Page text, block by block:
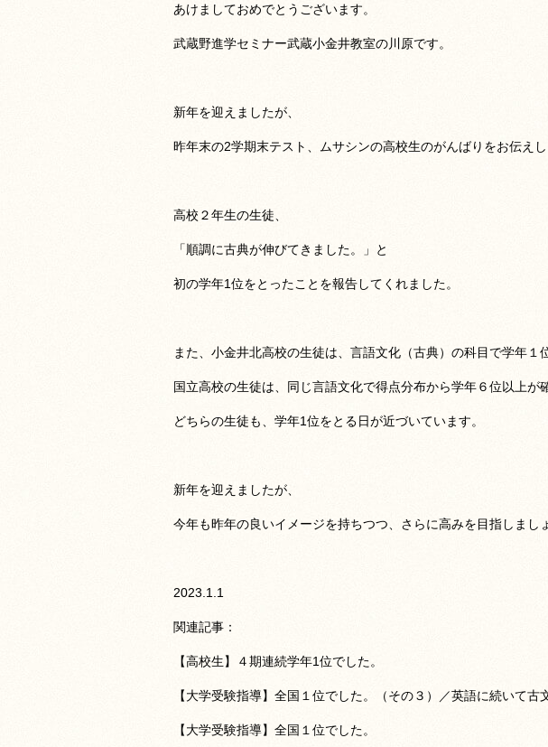
あけましておめでとうございます。
武蔵野進学セミナー武蔵小金井教室の川原です。
新年を迎えましたが、
昨年末の2学期末テスト、ムサシンの高校生のがんばりをお伝えし
高校２年生の生徒、
「順調に古典が伸びてきました。」と
初の学年1位をとったことを報告してくれました。
また、小金井北高校の生徒は、言語文化（古典）の科目で学年１
国立高校の生徒は、同じ言語文化で得点分布から学年６位以上が
どちらの生徒も、学年1位をとる日が近づいています。
新年を迎えましたが、
今年も昨年の良いイメージを持ちつつ、さらに高みを目指しまし
2023.1.1
関連記事：
【高校生】４期連続学年1位でした。
【大学受験指導】全国１位でした。（その３）／英語に続いて古
【大学受験指導】全国１位でした。